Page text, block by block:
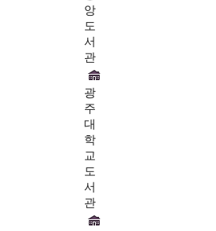
앙
도
서
관
광
주
대
학
교
도
서
관